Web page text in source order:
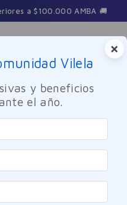
a $100.000 AMBA 🚚
intima-suave-ph5-eucerin-
×
Vilela
y beneficios
el año.